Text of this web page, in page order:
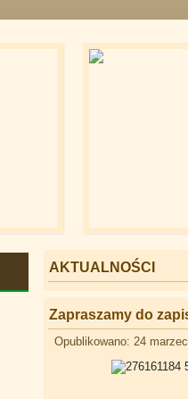
AKTUALNOŚCI
Zapraszamy do
Opublikowano: 24